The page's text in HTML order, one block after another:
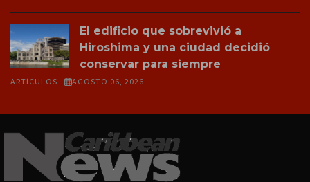
El edificio que sobrevivió a
Hiroshima y una ciudad decidió
conservar para siempre
ARTÍCULOS AGOSTO 06, 2026